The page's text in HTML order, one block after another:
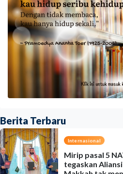
Berita Terbaru
Internasional
Mirip pasal 5
tegaskan